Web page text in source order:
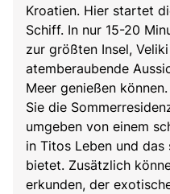
Kroatien. Hier startet
Schiff. In nur 15-20
zur größten Insel,
atemberaubende
Meer genießen
Sie die
umgeben von einem
in Titos Leben und
bietet. Zusätzlich
erkunden, der